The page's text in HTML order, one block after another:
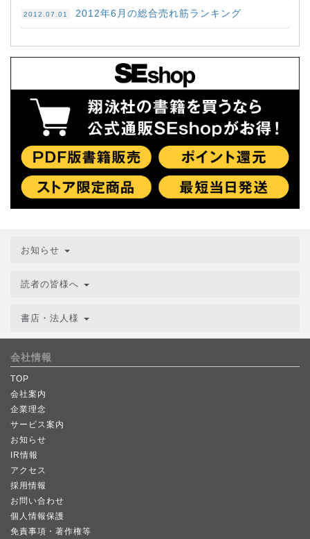
2012.07.01 2012年6月の総合売れ筋ランキング
お知らせ
読者の皆様へ
書店・法人様
会社情報
TOP
会社案内
企業理念
サービス案内
お知らせ
IR情報
アクセス
採用情報
お問い合わせ
個人情報保護
免責事項・著作権等